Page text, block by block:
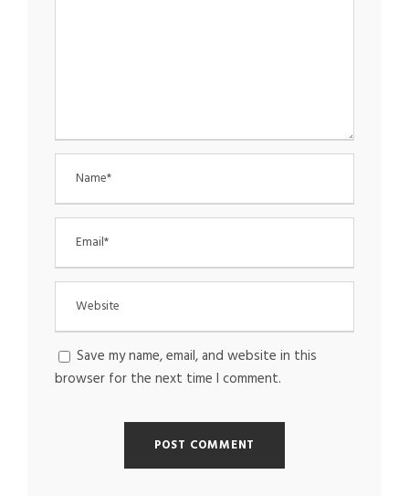
Save my name, email, and website in this
browser for the next time I comment.